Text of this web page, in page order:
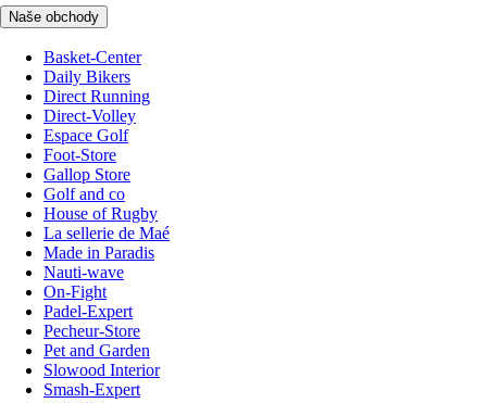
Naše obchody
Basket-Center
Daily Bikers
Direct Running
Direct-Volley
Espace Golf
Foot-Store
Gallop Store
Golf and co
House of Rugby
La sellerie de Maé
Made in Paradis
Nauti-wave
On-Fight
Padel-Expert
Pecheur-Store
Pet and Garden
Slowood Interior
Smash-Expert